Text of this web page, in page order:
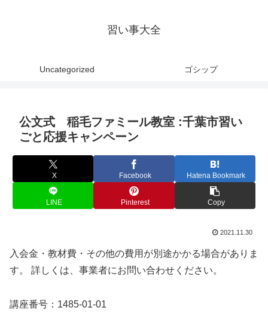
習い事大全
Uncategorized ゴシップ
公文式 稲毛ファミール教室 :千葉市習い
ごと応援キャンペーン
X Facebook Hatena Bookmark
LINE Pinterest Copy
2021.11.30
入会金・教材費・その他の費用が別途かかる場合がありま
す。 詳しくは、事業者にお問い合わせください。
講座番号：1485-01-01